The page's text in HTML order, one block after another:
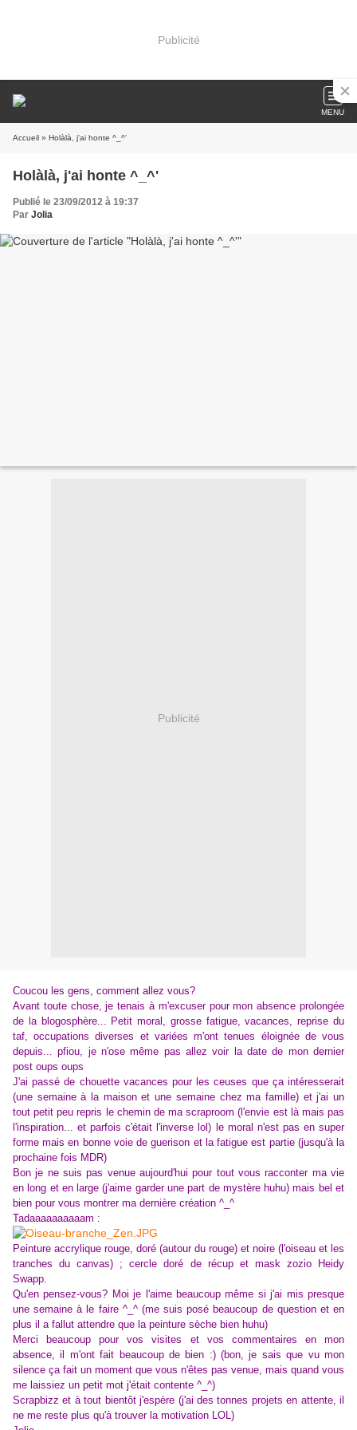
Publicité
MENU
Accueil » Holàlà, j'ai honte ^_^'
Holàlà, j'ai honte ^_^'
Publié le 23/09/2012 à 19:37
Par Jolia
Publicité
Coucou les gens, comment allez vous?
Avant toute chose, je tenais à m'excuser pour mon absence prolongée
de la blogosphère... Petit moral, grosse fatigue, vacances, reprise du
taf, occupations diverses et variées m'ont tenues éloignée de vous
depuis... pfiou, je n'ose même pas allez voir la date de mon dernier
post oups oups
J'ai passé de chouette vacances pour les ceuses que ça intéresserait
(une semaine à la maison et une semaine chez ma famille) et j'ai un
tout petit peu repris le chemin de ma scraproom (l'envie est là mais pas
l'inspiration... et parfois c'était l'inverse lol) le moral n'est pas en super
forme mais en bonne voie de guerison et la fatigue est partie (jusqu'à la
prochaine fois MDR)
Bon je ne suis pas venue aujourd'hui pour tout vous racconter ma vie
en long et en large (j'aime garder une part de mystère huhu) mais bel et
bien pour vous montrer ma dernière création ^_^
Tadaaaaaaaaaam :
Peinture accrylique rouge, doré (autour du rouge) et noire (l'oiseau et les
tranches du canvas) ; cercle doré de récup et mask zozio Heidy
Swapp.
Qu'en pensez-vous? Moi je l'aime beaucoup même si j'ai mis presque
une semaine à le faire ^_^ (me suis posé beaucoup de question et en
plus il a fallut attendre que la peinture sèche bien huhu)
Merci beaucoup pour vos visites et vos commentaires en mon
absence, il m'ont fait beaucoup de bien :) (bon, je sais que vu mon
silence ça fait un moment que vous n'êtes pas venue, mais quand vous
me laissiez un petit mot j'était contente ^_^)
Scrapbizz et à tout bientôt j'espère (j'ai des tonnes projets en attente, il
ne me reste plus qu'à trouver la motivation LOL)